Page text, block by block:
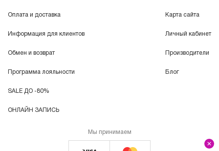
Оплата и доставка
Информация для клиентов
Обмен и возврат
Программа лояльности
SALE ДО -80%
ОНЛАЙН ЗАПИСЬ
Карта сайта
Личный кабинет
Производители
Блог
Мы принимаем